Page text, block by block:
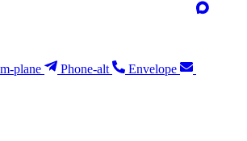
plane Phone-alt Envelope